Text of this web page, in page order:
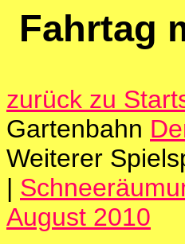
Fahrtag
zurück zu
Gartenbahn
Weiterer
|
August 2010